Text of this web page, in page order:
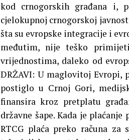
kod crnogorskih građana i,
cjelokupnoj crnogorskoj
šta su evropske integracije i
međutim, nije teško
vrijednostima, daleko od
DRŽAVI: U maglovitoj Evropi,
postiglo u Crnoj Gori,
finansira kroz pretplatu
državne šape. Kada je
RTCG plaća preko računa